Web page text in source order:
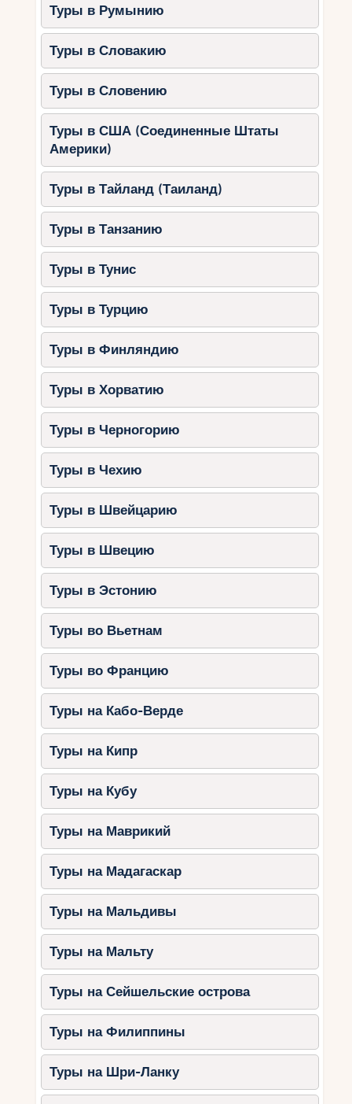
Дайвинг
Популярные места для дайвинга
включают Sainte Anne Marine National
Park и Shark Bank.
Плавание с черепахами– в это
время года можно увидеть морских
черепах в районе острова Курьёз.
Яхтенные прогулки– спокойное
море делает октябрь идеальным
месяцем для морских экскурсий и
прогулок на яхтах.
Полезные советы для
отдыхающих
Используйте солнцезащитные
остается активным, поэтому важно
защищать кожу.
Выбирайте пляжи в зависимости от
уровня подготовки– для спокойного
купания лучше выбрать Anse Lazio
или Beau Vallon, а для серфинга –
Anse Intendance.
Возьмите с собой удобную обувь–
некоторые пляжи имеют каменистые
участки, особенно в зоне рифов.
Планируйте экскурсии заранее
доступ к некоторым пляжам, таким как
Anse Georgette, требует
предварительной брони.
Будьте внимательны к приливам и
отливам– на некоторых пляжах
уровень воды может значительно
изменяться.
Октябрь – это отличное время для пляжного
отдыха на Сейшелах. Вода теплая, море
спокойное, а туристов не так много, как в
разгар сезона. Независимо от того, ищете ли
вы уединенный пляж, место для активного
отдыха или романтический уголок, Сейшелы
предложат вам идеальное место для купания.
Остается лишь выбрать подходящий пляж и
Туры в Румынию
Туры в Словакию
Туры в Словению
Туры в США (Соединенные Штаты
Америки)
Туры в Тайланд (Таиланд)
Туры в Танзанию
Туры в Тунис
Туры в Турцию
Туры в Финляндию
Туры в Хорватию
Туры в Черногорию
Туры в Чехию
Туры в Швейцарию
Туры в Швецию
Туры в Эстонию
Туры во Вьетнам
Туры во Францию
Туры на Кабо-Верде
Туры на Кипр
Туры на Кубу
Туры на Маврикий
Туры на Мадагаскар
Туры на Мальдивы
Туры на Мальту
Туры на Сейшельские острова
Туры на Филиппины
Туры на Шри-Ланку